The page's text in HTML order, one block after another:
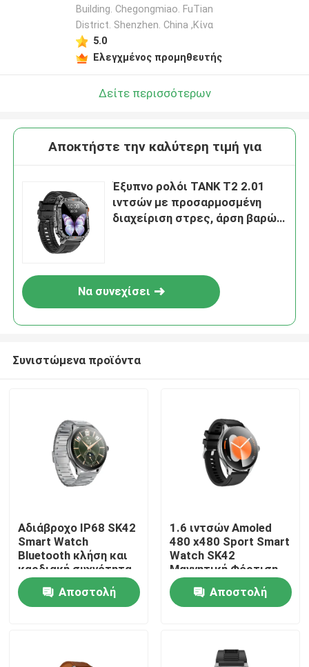
Σπίτι
Βίντεο
Building. Chegongmiao. FuTian
District. Shenzhen. China ,Κίνα
5.0
Ελεγχμένος προμηθευτής
Δείτε περισσότερων
Αποκτήστε την καλύτερη τιμή για
Έξυπνο ρολόι TANK T2 2.01
ιντσών με προσαρμοσμένη
διαχείριση στρες, άρση βαρών,
2G/3G/4G, ειδικό για την
πισίνα, για ειδικές ομάδες και
Να συνεχίσει
Συνιστώμενα προϊόντα
Αδιάβροχο IP68 SK42
Smart Watch
Bluetooth κλήση και
καρδιακή συχνότητα
Παρακολούθηση
οξυγόνου αίματος
Αποστολή
1.6 ιντσών Amoled
480 x480 Sport Smart
Watch SK42
Μαγνητική Φόρτιση
Υπενθύμιση
Καθιστικής Ζωής
Υποστήριξη
Αποστολή